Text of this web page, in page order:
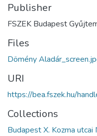
Publisher
FSZEK Budapest
Files
Dömény
URI
https://bea.fszek.hu/
Collections
Budapest X. Kozma